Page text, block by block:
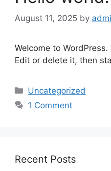
August 11, 2025 by
Welcome to
Edit or delete it, then
Categories
Uncategorized
1 Comment
Recent Posts